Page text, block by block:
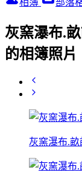
灰窯瀑布.
的相簿照片
灰窯瀑布.畝